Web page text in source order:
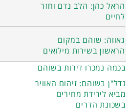
הראל כהן: הלב נדם וחזר
לחיים
גאווה: שוהם במקום
הראשון בשירות מילואים
בכמה נמכרו דירות בשוהם
נדל"ן בשוהם: זיהום האוויר
מביא לירידת מחירים
בשכונת הדרים